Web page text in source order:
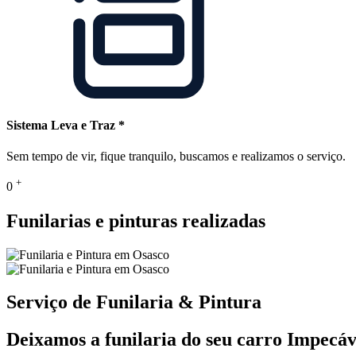
Sistema Leva e Traz *
Sem tempo de vir, fique tranquilo, buscamos e realizamos o serviço.
0 +
Funilarias e pinturas realizadas
Serviço de Funilaria & Pintura
Deixamos a funilaria do seu carro